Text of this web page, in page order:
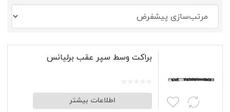
براکت وسط سپر عقب برلیانس
اطلاعات بیشتر